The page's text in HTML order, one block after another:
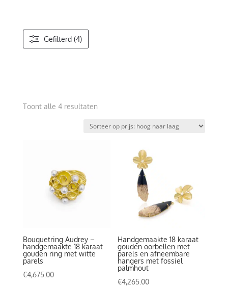
Gefilterd (4)
Toont alle 4 resultatenGesorteerd
prijs:
Bouquetring Audrey –
handgemaakte 18 karaat
gouden ring met witte
parels
€4,675.00
Handgemaakte 18 karaat
gouden oorbellen met
parels en afneembare
hangers met fossiel
palmhout
€4,265.00